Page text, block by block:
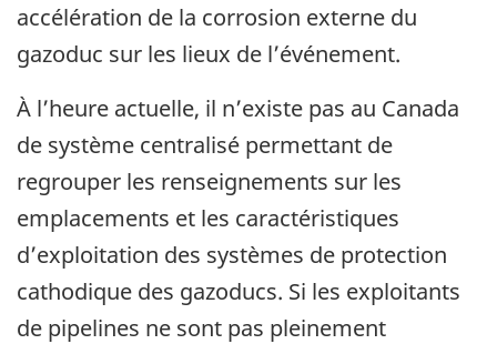
accélération de la corrosion externe du
gazoduc sur les lieux de l’événement.
À l’heure actuelle, il n’existe pas au Canada
de système centralisé permettant de
regrouper les renseignements sur les
emplacements et les caractéristiques
d’exploitation des systèmes de protection
cathodique des gazoducs. Si les exploitants
de pipelines ne sont pas pleinement